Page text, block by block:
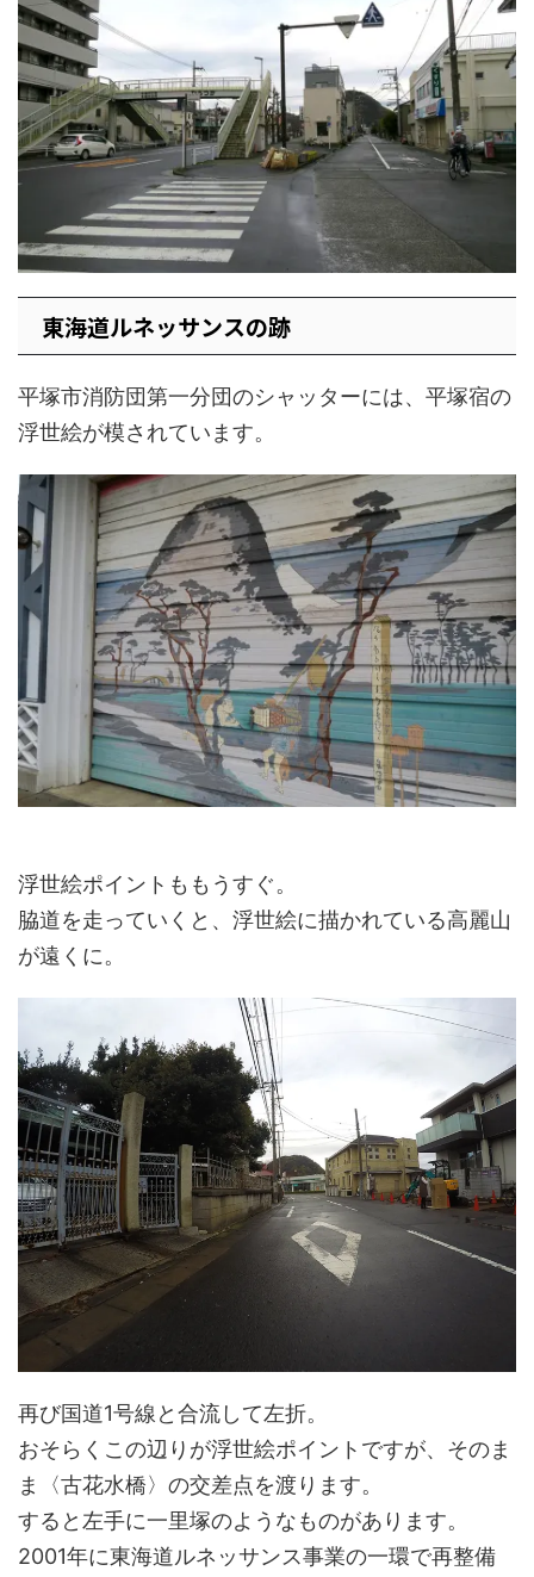
東海道ルネッサンスの跡
平塚市消防団第一分団のシャッターには、平塚宿の
浮世絵が模されています。
浮世絵ポイントももうすぐ。
脇道を走っていくと、浮世絵に描かれている高麗山
が遠くに。
再び国道1号線と合流して左折。
おそらくこの辺りが浮世絵ポイントですが、そのま
ま〈古花水橋〉の交差点を渡ります。
すると左手に一里塚のようなものがあります。
2001年に東海道ルネッサンス事業の一環で再整備